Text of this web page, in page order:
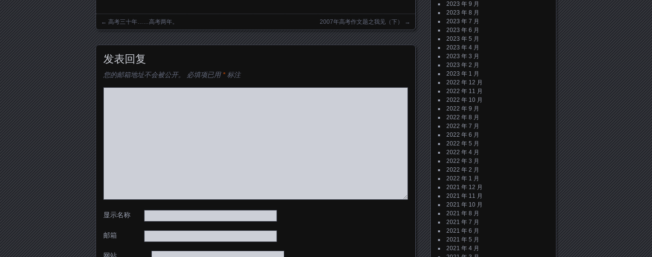
Posts navigation
← 高考三十年……高考两年。 2007年高考作文题之我见（下） →
发表回复
您的邮箱地址不会被公开。 必填项已用 *标注
显示名称
邮箱
2023 年 9 月
2023 年 8 月
2023 年 7 月
2023 年 6 月
2023 年 5 月
2023 年 4 月
2023 年 3 月
2023 年 2 月
2023 年 1 月
2022 年 12 月
2022 年 11 月
2022 年 10 月
2022 年 9 月
2022 年 8 月
2022 年 7 月
2022 年 6 月
2022 年 5 月
2022 年 4 月
2022 年 3 月
2022 年 2 月
2022 年 1 月
2021 年 12 月
2021 年 11 月
2021 年 10 月
2021 年 8 月
2021 年 7 月
2021 年 6 月
2021 年 5 月
2021 年 4 月